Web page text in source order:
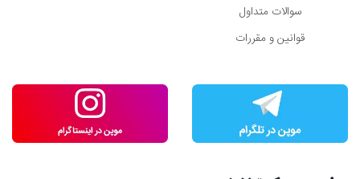
سوالات متداول
قوانین و مقررات